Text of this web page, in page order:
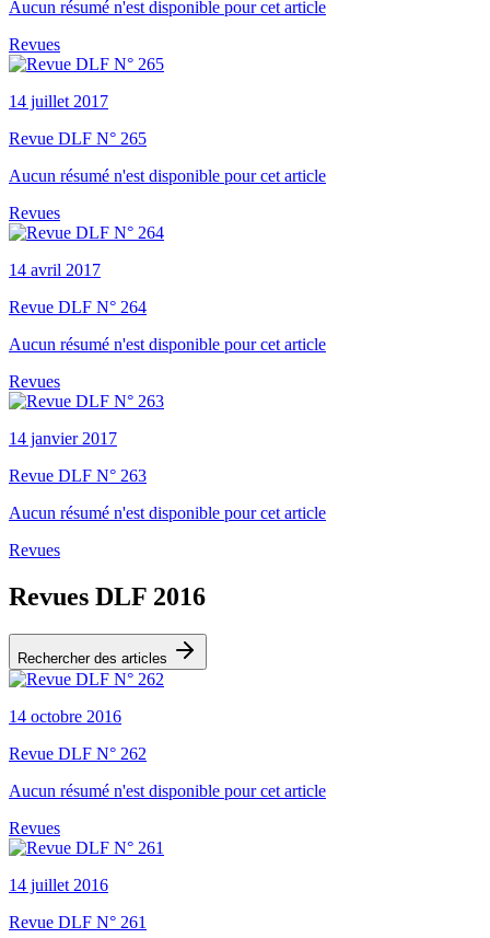
Aucun résumé n'est disponible pour cet article
Revues
14 juillet 2017
Revue DLF N° 265
Aucun résumé n'est disponible pour cet article
Revues
14 avril 2017
Revue DLF N° 264
Aucun résumé n'est disponible pour cet article
Revues
14 janvier 2017
Revue DLF N° 263
Aucun résumé n'est disponible pour cet article
Revues
Revues DLF 2016
Rechercher des articles
14 octobre 2016
Revue DLF N° 262
Aucun résumé n'est disponible pour cet article
Revues
14 juillet 2016
Revue DLF N° 261